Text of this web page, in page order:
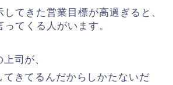
てきた営業目標が高過ぎると、
てくる人がいます。
司が、
てきてるんだからしかたないだ